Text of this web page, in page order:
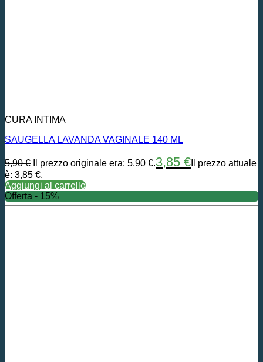
CURA INTIMA
SAUGELLA LAVANDA VAGINALE 140 ML
5,90€ Il prezzo originale era: 5,90 €.3,85 € Il prezzo attuale
è: 3,85 €.
Aggiungi al carrello
Offerta - 15%